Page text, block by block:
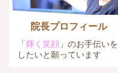
院長プロフィール
「輝く笑顔 」のお手伝いを
したいと願っています